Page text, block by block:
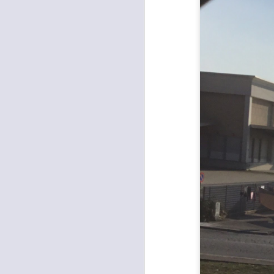
società che gestisce la mostra
26